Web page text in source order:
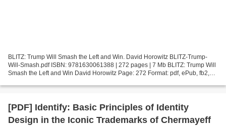
BLITZ: Trump Will Smash the Left and Win. David Horowitz BLITZ-Trump-
Will-Smash.pdf ISBN: 9781630061388 | 272 pages | 7 Mb BLITZ: Trump Will
Smash the Left and Win David Horowitz Page: 272 Format: pdf, ePub, fb2,
[PDF] Identify: Basic Principles of Identity
Design in the Iconic Trademarks of Chermayeff